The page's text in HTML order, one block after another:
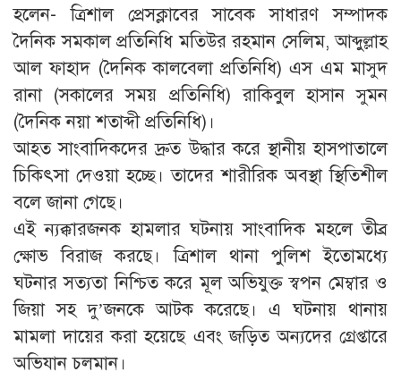
হলেন- ত্রিশাল প্রেসক্লাবের সাবেক সাধারণ সম্পাদক
দৈনিক সমকাল প্রতিনিধি মতিউর রহমান সেলিম, আব্দুল্লাহ
আল ফাহাদ (দৈনিক কালবেলা প্রতিনিধি) এস এম মাসুদ
রানা (সকালের সময় প্রতিনিধি) রাকিবুল হাসান সুমন
(দৈনিক নয়া শতাব্দী প্রতিনিধি)।
আহত সাংবাদিকদের দ্রুত উদ্ধার করে স্থানীয় হাসপাতালে
চিকিৎসা দেওয়া হচ্ছে। তাদের শারীরিক অবস্থা স্থিতিশীল
বলে জানা গেছে।
এই ন্যক্কারজনক হামলার ঘটনায় সাংবাদিক মহলে তীব্র
ক্ষোভ বিরাজ করছে। ত্রিশাল থানা পুলিশ ইতোমধ্যে
ঘটনার সত্যতা নিশ্চিত করে মূল অভিযুক্ত স্বপন মেম্বার ও
জিয়া সহ দু’জনকে আটক করেছে। এ ঘটনায় থানায়
মামলা দায়ের করা হয়েছে এবং জড়িত অন্যদের গ্রেপ্তারে
অভিযান চলমান।